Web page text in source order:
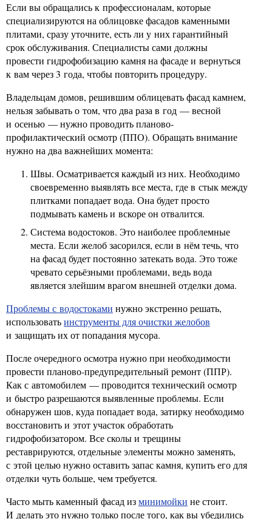
Если вы обращались к профессионалам, которые
специализируются на облицовке фасадов каменными
плитами, сразу уточните, есть ли у них гарантийный
срок обслуживания. Специалисты сами должны
провести гидрофобизацию камня на фасаде и вернуться
к вам через 3 года, чтобы повторить процедуру.
Владельцам домов, решившим облицевать фасад камнем,
нельзя забывать о том, что два раза в год — весной
и осенью — нужно проводить планово-
профилактический осмотр (ППО). Обращать внимание
нужно на два важнейших момента:
Швы. Осматривается каждый из них. Необходимо
своевременно выявлять все места, где в стык между
плитками попадает вода. Она будет просто
подмывать камень и вскоре он отвалится.
Система водостоков. Это наиболее проблемные
места. Если желоб засорился, если в нём течь, что
на фасад будет постоянно затекать вода. Это тоже
чревато серьёзными проблемами, ведь вода
является злейшим врагом внешней отделки дома.
Проблемы с водостоками нужно экстренно решать,
использоватьинструменты для очистки желобов
и защищать их от попадания мусора.
После очередного осмотра нужно при необходимости
провести планово-предупредительный ремонт (ППР).
Как с автомобилем — проводится технический осмотр
и быстро разрешаются выявленные проблемы. Если
обнаружен шов, куда попадает вода, затирку необходимо
восстановить и этот участок обработать
гидрофобизатором. Все сколы и трещины
реставрируются, отдельные элементы можно заменять,
с этой целью нужно оставить запас камня, купить его для
отделки чуть больше, чем требуется.
Часто мыть каменный фасад изминимойки не стоит.
И делать это нужно только после того, как вы убедились